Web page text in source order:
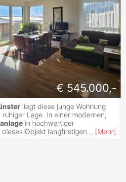
€ 545.000,-
liegt diese junge Wohnung
Lage. In einer modernen,
in hochwertiger
Objekt langfristigen... [Mehr]